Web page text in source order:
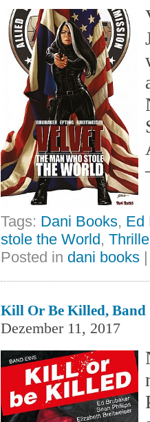
Tags: Dani Books, Ed
stole the World ,
Posted in dani books
Kill Or Be Killed, Band
Dezember 11, 2017